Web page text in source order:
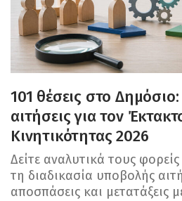
101 θέσεις στο Δημόσιο:
αιτήσεις για τον
Κινητικότητας 2026
Δείτε αναλυτικά τους
τη διαδικασία υποβολής
αποσπάσεις και μετατάξεις